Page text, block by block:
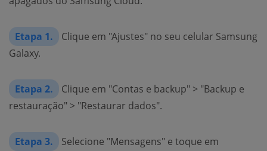
Etapa 1.
Clique em "Ajustes" no seu celular Samsung
Galaxy.
Etapa 2.
Clique em "Contas e backup" > "Backup e
restauração" > "Restaurar dados".
Etapa 3.
Selecione "Mensagens" e toque em